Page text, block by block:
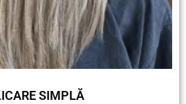
SIMPLĂ